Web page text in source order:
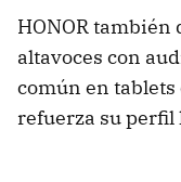
HONOR también
altavoces con
común en
refuerza su